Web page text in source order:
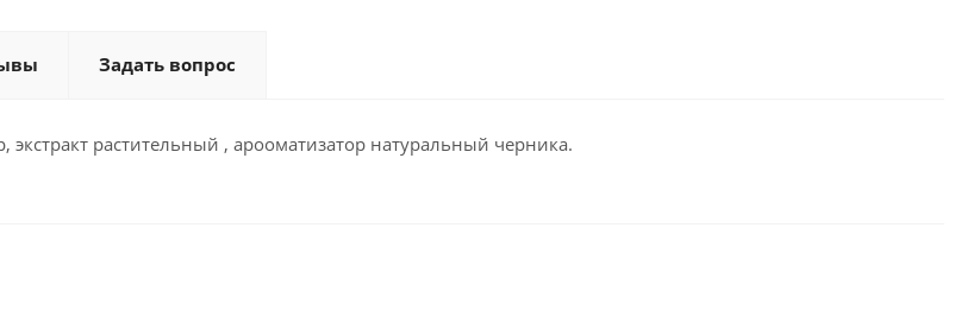
Задать вопрос
растительный , арооматизатор натуральный черника.